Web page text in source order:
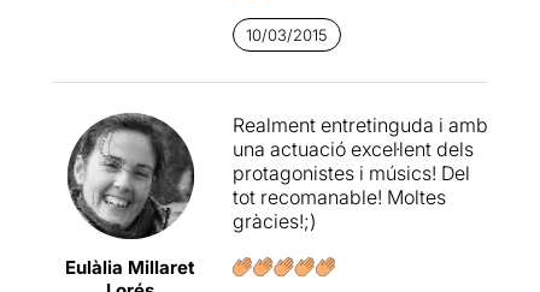
10/03/2015
Eulàlia Millaret
Realment entretinguda i amb
una actuació excel·lent dels
protagonistes i músics! Del
tot recomanable! Moltes
gràcies!;)